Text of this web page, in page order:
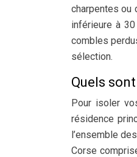
charpentes ou
inférieure à
combles
sélection.
Quels
Pour isoler
résidence
l’ensemble
Corse